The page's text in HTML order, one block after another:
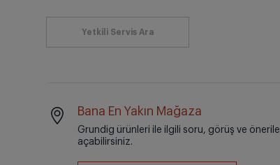
Bana En Yakın Mağaza
Grundig ürünleri ile ilgili soru, görüş ve
açabilirsiniz.